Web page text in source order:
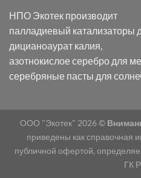
оксида
в
электролите
калий
дицианоаурат–
НПО Экотек производит
палладиевый катализаторы
дицианоаурат калия
азотнокислое серебро для
серебряные пасты для
ООО "Экотек" 2026 ©
приведены как справочная
публичной офертой,
ГК